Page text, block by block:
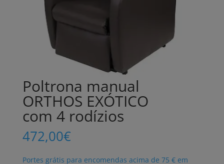
Poltrona manual
ORTHOS EXÓTICO
com 4 rodízios
472,00€
Portes grátis para encomendas acima de 75 € em